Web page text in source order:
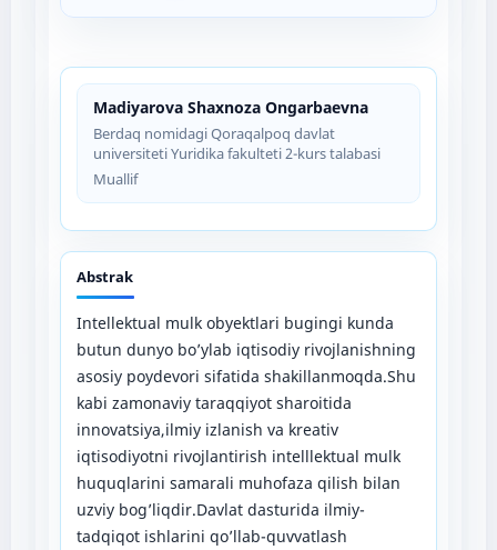
Madiyarova Shaxnoza Ongarbaevna
Berdaq nomidagi Qoraqalpoq davlat
universiteti Yuridika fakulteti 2-kurs talabasi
Muallif
Abstrak
Intellektual mulk obyektlari bugingi kunda
butun dunyo bo’ylab iqtisodiy rivojlanishning
asosiy poydevori sifatida shakillanmoqda.Shu
kabi zamonaviy taraqqiyot sharoitida
innovatsiya,ilmiy izlanish va kreativ
iqtisodiyotni rivojlantirish intelllektual mulk
huquqlarini samarali muhofaza qilish bilan
uzviy bog’liqdir.Davlat dasturida ilmiy-
tadqiqot ishlarini qo’llab-quvvatlash